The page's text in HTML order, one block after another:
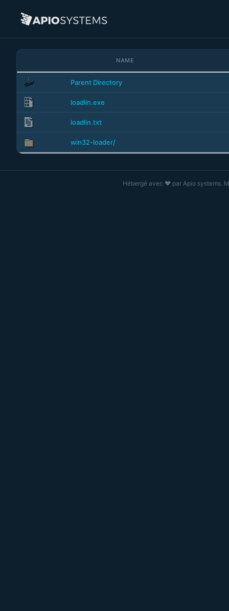
NAME
Parent Directory
loadlin.exe
loadlin.txt
win32-loader/
Hébergé avec ❤️ par Apio systems.